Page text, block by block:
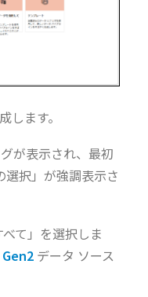
します。
が表示され、最初
選択」が強調表示さ
て」を選択しま
データ ソース